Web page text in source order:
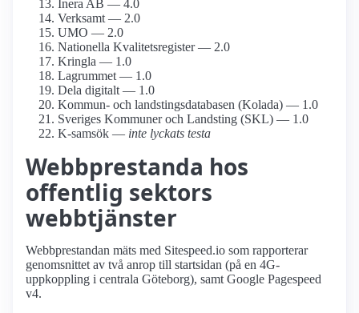
Inera AB — 4.0
Verksamt — 2.0
UMO — 2.0
Nationella Kvalitetsregister — 2.0
Kringla — 1.0
Lagrummet — 1.0
Dela digitalt — 1.0
Kommun- och landstings­databasen (Kolada) — 1.0
Sveriges Kommuner och Landsting (SKL) — 1.0
K-samsök — inte lyckats testa
Webbprestanda hos
offentlig sektors
webbtjänster
Webbprestandan mäts med Sitespeed.io som rapporterar
genomsnittet av två anrop till startsidan (på en 4G-
uppkoppling i centrala Göteborg), samt Google Pagespeed
v4.